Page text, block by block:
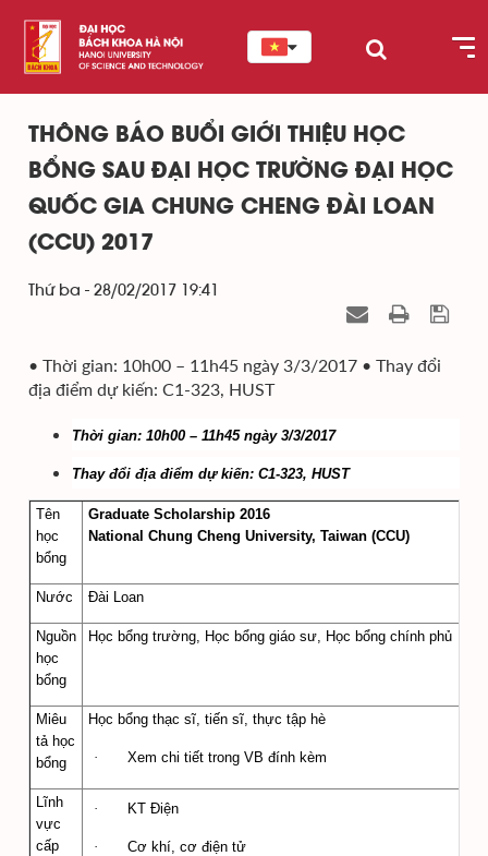
THÔNG BÁO BUỔI GIỚI THIỆU HỌC
BỔNG SAU ĐẠI HỌC TRƯỜNG ĐẠI HỌC
QUỐC GIA CHUNG CHENG ĐÀI LOAN
(CCU) 2017
Thứ ba - 28/02/2017 19:41
• Thời gian: 10h00 – 11h45 ngày 3/3/2017 • Thay đổi
địa điểm dự kiến: C1-323, HUST
Thời gian: 10h00 – 11h45 ngày 3/3/2017
Thay đổi địa điểm dự kiến: C1-323, HUST
Tên
học
bổng
Graduate Scholarship 2016
National Chung Cheng University, Taiwan (CCU)
Nước Đài Loan
Nguồn
học
bổng
Học bổng trường, Học bổng giáo sư, Học bổng chính phủ
Miêu
tả học
bổng
Học bổng thạc sĩ, tiến sĩ, thực tập hè
· Xem chi tiết trong VB đính kèm
Lĩnh
vực
cấp
· KT Điện
· Cơ khí, cơ điện tử